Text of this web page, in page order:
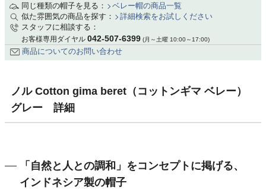
同じ種類の帽子を見る：
ベレー帽の商品一覧
似た雰囲気の商品を探す：
詳細検索をお試しください
スタッフに相談する：
お客様専用ダイヤル 042-507-6399 (月～土曜 10:00～17:00)
商品についてのお問い合わせ
ノル Cotton gima beret（コットンギマ ベレー）
グレー 詳細
「自然と人との調和」をコンセプトに掲げる、
インドネシア製の帽子